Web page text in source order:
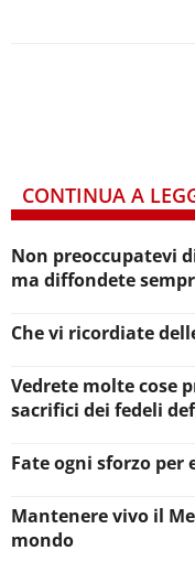
CONTINUA A
Non preoccupatevi
ma diffondete
Che vi ricordiate
Vedrete molte cose
sacrifici dei fedeli
Fate ogni sforzo per
Mantenere vivo il
mondo